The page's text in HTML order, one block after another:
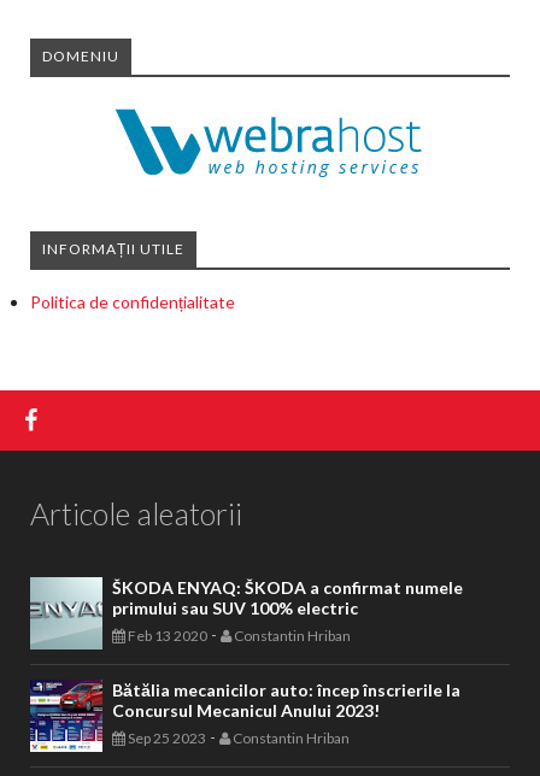
DOMENIU
INFORMAȚII UTILE
Politica de confidențialitate
Articole aleatorii
ŠKODA ENYAQ: ŠKODA a confirmat numele
primului sau SUV 100% electric
Feb 13 2020 - Constantin Hriban
Bătălia mecanicilor auto: încep înscrierile la
Concursul Mecanicul Anului 2023!
Sep 25 2023 - Constantin Hriban